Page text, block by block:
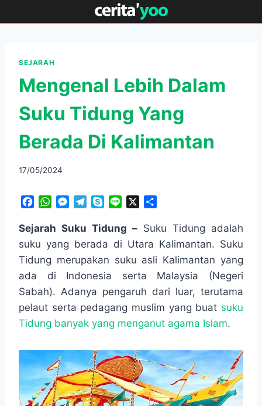
to
SEJARAH
Mengenal Lebih Dalam
Suku Tidung Yang
Berada Di Kalimantan
17/05/2024
c
e
o
o
k
W
a
t
A
p
p
M
s
n
g
e
r
e
r
a
m
y
p
n
a
r
Sejarah Suku Tidung – Suku Tidung adalah
suku yang berada di Utara Kalimantan. Suku
Tidung merupakan suku asli Kalimantan yang
ada di Indonesia serta Malaysia (Negeri
Sabah). Adanya pengaruh dari luar, terutama
pelaut serta pedagang muslim yang buat suku
Tidung banyak yang menganut agama Islam.